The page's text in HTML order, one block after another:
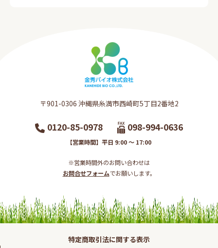
〒901-0306​ 沖縄県糸満市西崎町5丁目2番地2​
0120-85-0978 098-994-0636
【営業時間】平日 9:00 ～ 17:00
※営業時間外のお問い合わせは
お問合せフォームでお願いします。​
特定商取引法に関する表示